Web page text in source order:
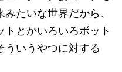
たいな世界だから、
とかいろいろボット
ういうやつに対する